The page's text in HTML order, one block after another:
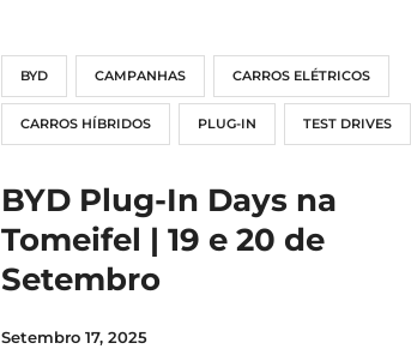
BYD CAMPANHAS CARROS ELÉTRICOS
CARROS HÍBRIDOS PLUG-IN TEST DRIVES
BYD Plug-In Days na
Tomeifel | 19 e 20 de
Setembro
Setembro 17, 2025